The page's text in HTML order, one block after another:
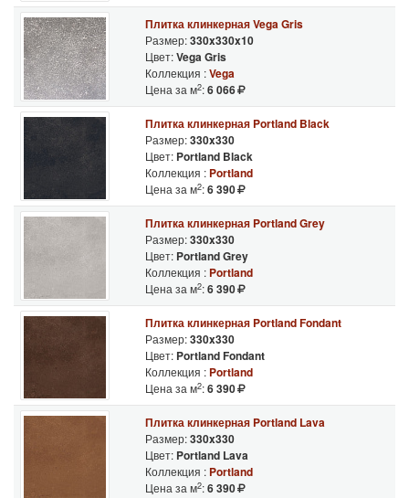
Плитка клинкерная Vega Gris
Размер:330x330x10
Цвет:Vega Gris
Коллекция :Vega
Цена за м2:6 066
Плитка клинкерная Portland Black
Размер:330x330
Цвет: Portland Black
Коллекция : Portland
Цена за м2:6 390
Плитка клинкерная Portland Grey
Размер:330x330
Цвет: Portland Grey
Коллекция : Portland
Цена за м2:6 390
Плитка клинкерная Portland Fondant
Размер:330x330
Цвет: Portland Fondant
Коллекция : Portland
Цена за м2:6 390
Плитка клинкерная Portland Lava
Размер:330x330
Цвет: Portland Lava
Коллекция : Portland
Цена за м2:6 390